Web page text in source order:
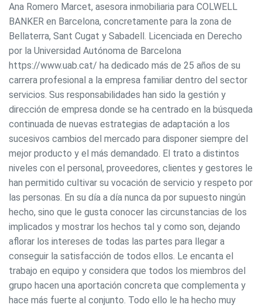
Ana Romero Marcet, asesora inmobiliaria para COLWELL
BANKER en Barcelona, concretamente para la zona de
Bellaterra, Sant Cugat y Sabadell. Licenciada en Derecho
por la Universidad Autónoma de Barcelona
https://www.uab.cat/ ha dedicado más de 25 años de su
carrera profesional a la empresa familiar dentro del sector
servicios. Sus responsabilidades han sido la gestión y
dirección de empresa donde se ha centrado en la búsqueda
continuada de nuevas estrategias de adaptación a los
sucesivos cambios del mercado para disponer siempre del
mejor producto y el más demandado. El trato a distintos
niveles con el personal, proveedores, clientes y gestores le
han permitido cultivar su vocación de servicio y respeto por
las personas. En su día a día nunca da por supuesto ningún
hecho, sino que le gusta conocer las circunstancias de los
implicados y mostrar los hechos tal y como son, dejando
aflorar los intereses de todas las partes para llegar a
conseguir la satisfacción de todos ellos. Le encanta el
trabajo en equipo y considera que todos los miembros del
grupo hacen una aportación concreta que complementa y
hace más fuerte al conjunto. Todo ello le ha hecho muy
Modificar cookies
Técnicas y funcionales
Siempre activas
Este sitio web utiliza Cookies propias para recopilar
información con la finalidad de mejorar nuestros servicios.
Si continua navegando, supone la aceptación de la
instalación de las mismas. El usuario tiene la posibilidad
de configurar su navegador pudiendo, si así lo desea,
impedir que sean instaladas en su disco duro, aunque
deberá tener en cuenta que dicha acción podrá ocasionar
Analíticas y personalización
Permiten realizar el seguimiento y análisis del
comportamiento de los usuarios de este sitio web. La
información recogida mediante este tipo de cookies se
utiliza en la medición de la actividad de la web para la
el fin de introducir mejoras en función del análisis de los
datos de uso que hacen los usuarios del servicio. Permiten
guardar la información de preferencia del usuario para
mejorar la calidad de nuestros servicios y para ofrecer una
mejor experiencia a través de productos recomendados.
Marketing y publicidad